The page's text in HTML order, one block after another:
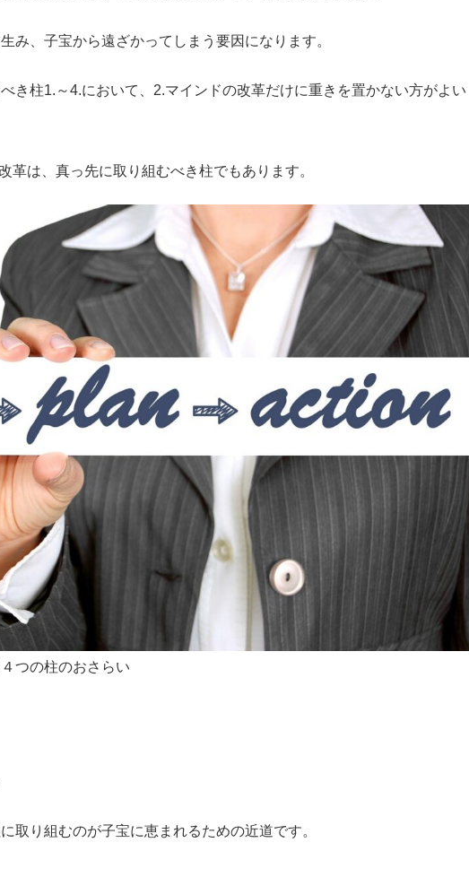
み、子宝から遠ざかってしまう要因になります。
き柱1.～4.において、2.マインドの改革だけに重きを置かない方がよい
革は、真っ先に取り組むべき柱でもあります。
つの柱のおさらい
取り組むのが子宝に恵まれるための近道です。